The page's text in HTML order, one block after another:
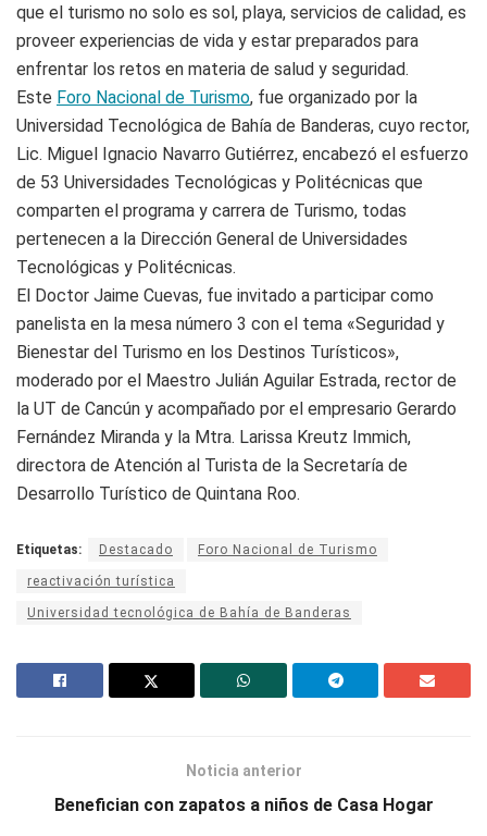
que el turismo no solo es sol, playa, servicios de calidad, es
proveer experiencias de vida y estar preparados para
enfrentar los retos en materia de salud y seguridad.
Este Foro Nacional de Turismo, fue organizado por la
Universidad Tecnológica de Bahía de Banderas, cuyo rector,
Lic. Miguel Ignacio Navarro Gutiérrez, encabezó el esfuerzo
de 53 Universidades Tecnológicas y Politécnicas que
comparten el programa y carrera de Turismo, todas
pertenecen a la Dirección General de Universidades
Tecnológicas y Politécnicas.
El Doctor Jaime Cuevas, fue invitado a participar como
panelista en la mesa número 3 con el tema «Seguridad y
Bienestar del Turismo en los Destinos Turísticos»,
moderado por el Maestro Julián Aguilar Estrada, rector de
la UT de Cancún y acompañado por el empresario Gerardo
Fernández Miranda y la Mtra. Larissa Kreutz Immich,
directora de Atención al Turista de la Secretaría de
Desarrollo Turístico de Quintana Roo.
Etiquetas: Destacado Foro Nacional de Turismo
reactivación turística
Universidad tecnológica de Bahía de Banderas
Noticia anterior
Benefician con zapatos a niños de Casa Hogar